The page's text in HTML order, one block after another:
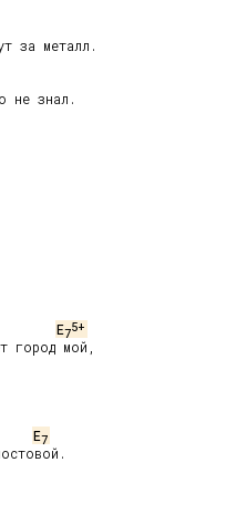
за металл.
не знал.
E75+
E7